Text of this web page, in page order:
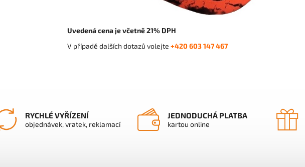
Uvedená cena je včetně 21% DPH
V případě dalších dotazů volejte +420 603 147 467
RYCHLÉ VYŘÍZENÍ
objednávek, vratek, reklamací
JEDNODUCHÁ PLATBA
kartou online